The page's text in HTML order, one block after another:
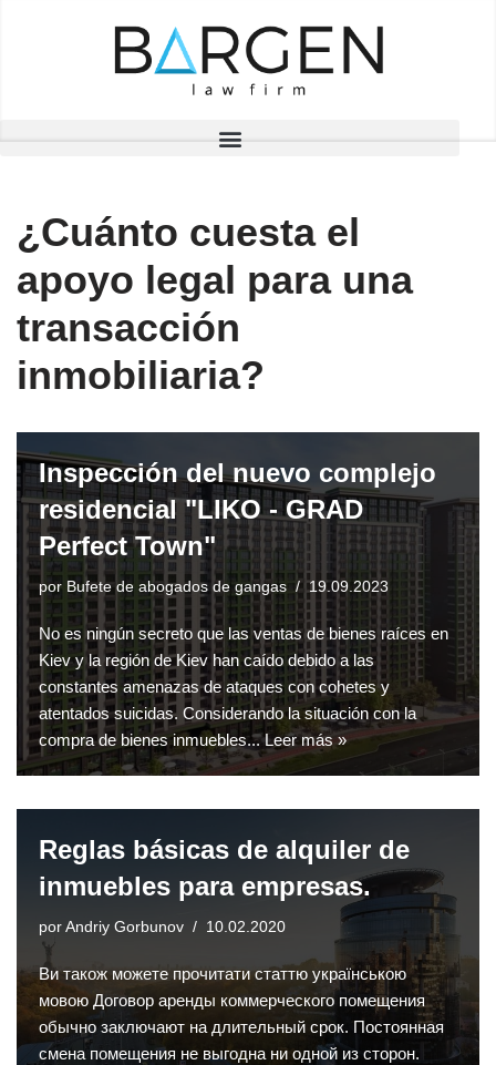
¿Cuánto cuesta el
apoyo legal para una
transacción
inmobiliaria?
Inspección del nuevo complejo
residencial "LIKO - GRAD
Perfect Town"
por Bufete de abogados de gangas 19.09.2023
No es ningún secreto que las ventas de bienes raíces en
Kiev y la región de Kiev han caído debido a las
constantes amenazas de ataques con cohetes y
atentados suicidas. Considerando la situación con la
compra de bienes inmuebles...Leer más »
Reglas básicas de alquiler de
inmuebles para empresas.
por Andriy Gorbunov 10.02.2020
Ви також можете прочитати статтю українською
мовою Договор аренды коммерческого помещения
обычно заключают на длительный срок. Постоянная
смена помещения не выгодна ни одной из сторон.